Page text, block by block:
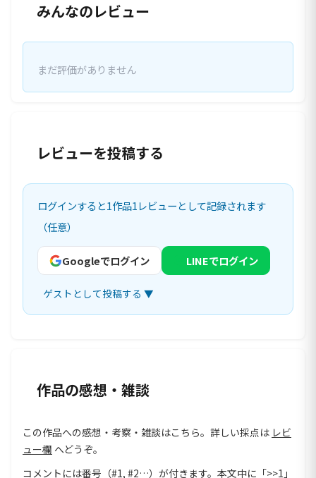
みんなのレビュー
まだ評価がありません
レビューを投稿する
ログインすると1作品1レビューとして記録されます
（任意）
Googleでログイン LINEでログイン
ゲストとして投稿する ▼
作品の感想・雑談
この作品への感想・考察・雑談はこちら。詳しい採点は レビ
ュー欄 へどうぞ。
コメントには番号（#1, #2…）が付きます。本文中に「>>1」